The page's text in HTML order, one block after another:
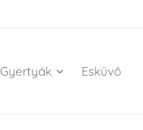
Gyertyák Esküvő